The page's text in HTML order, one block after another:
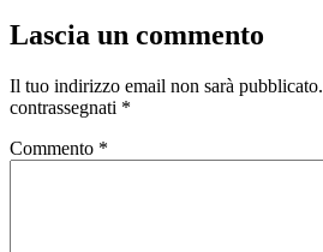
Lascia un commento
Il tuo indirizzo email non sarà pubblicato.
contrassegnati *
Commento *